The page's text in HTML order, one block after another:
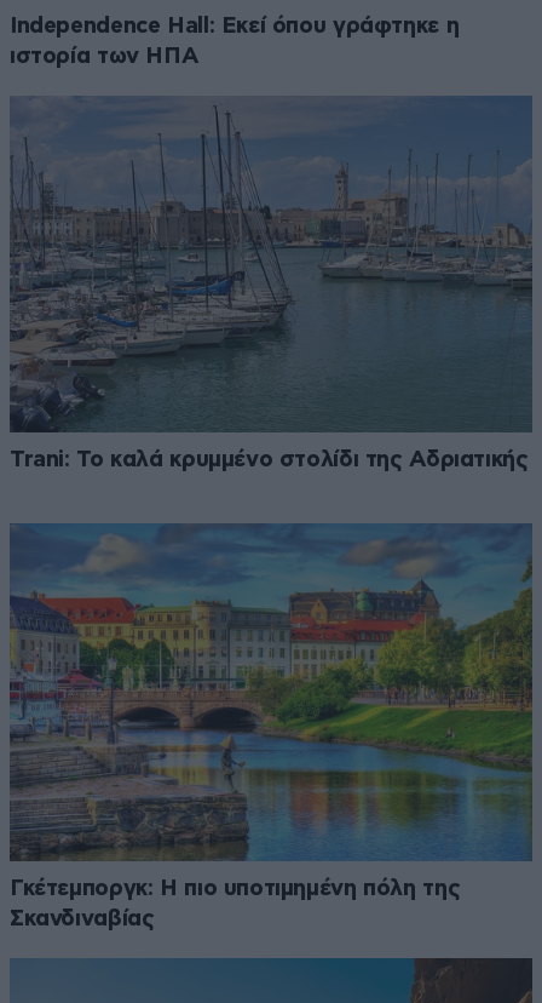
Independence Hall: Εκεί όπου γράφτηκε η
ιστορία των ΗΠΑ
Trani: Το καλά κρυμμένο στολίδι της Αδριατικής
Γκέτεμποργκ: Η πιο υποτιμημένη πόλη της
Σκανδιναβίας